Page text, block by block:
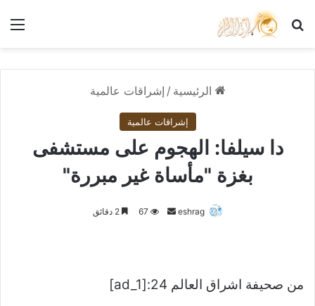
بحث عن
الرئيسية / إشراقات عالمية
إشراقات عالمية
دا سيلفا: الهجوم على مستشفى
بغزة "مأساة غير مبررة"
eshrag
أرسل 67 2 دقائق
من صحيفة اشراق العالم 24:[ad_1]